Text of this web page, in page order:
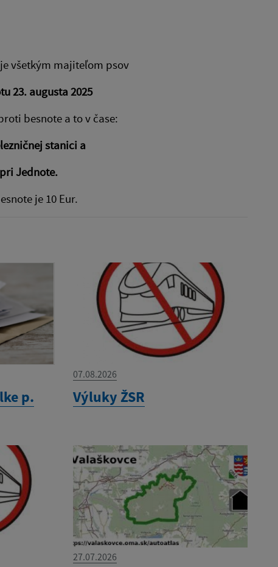
všetkým majiteľom psov
23. augusta 2025
besnote a to v čase:
stanici a
Jednote.
je 10 Eur.
p.
07.08.2026
Výluky ŽSR
27.07.2026